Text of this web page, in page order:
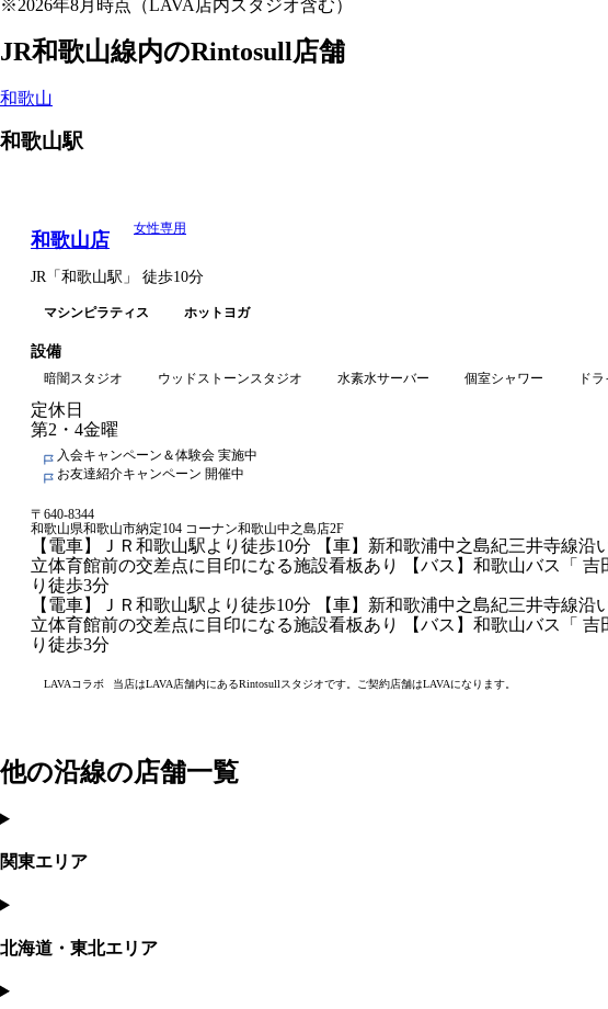
マシンピラティス
Rintosull店舗一覧
※2026年8月時点（LAVA店内スタジオ含む）
JR和歌山線内のRintosull店舗
和歌山
和歌山駅
和歌山店
女性専用
JR「 和歌山駅 」 徒歩10分
マシンピラティス ホットヨガ
設備
暗闇スタジオ ウッドストーンスタジオ 水素水サーバー 個室シャワー ド
定休日
第2・4金曜
入会キャンペーン＆体験会 実施中
お友達紹介キャンペーン 開催中
〒 640-8344
和歌山県和歌山市納定104 コーナン和歌山中之島店2F
【電車】ＪＲ和歌山駅より徒歩10分 【車】新和歌浦中之島紀三井寺線
立体育館前の交差点に目印になる施設看板あり 【バス】和歌山バス「 吉
り徒歩3分
【電車】ＪＲ和歌山駅より徒歩10分 【車】新和歌浦中之島紀三井寺線
立体育館前の交差点に目印になる施設看板あり 【バス】和歌山バス「 吉
り徒歩3分
LAVAコラボ 当店はLAVA店舗内にあるRintosullスタジオです。ご契約店舗はLAVAになります。
他の沿線の店舗一覧
関東エリア
北海道・東北エリア